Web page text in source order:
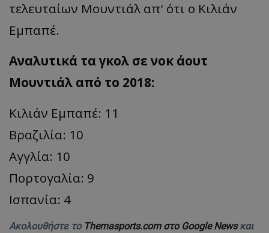
τελευταίων Μουντιάλ απ' ότι ο Κιλιάν
Εμπαπέ.
Αναλυτικά τα γκολ σε νοκ άουτ
Μουντιάλ από το 2018:
Κιλιάν Εμπαπέ: 11
Βραζιλία: 10
Αγγλία: 10
Πορτογαλία: 9
Ισπανία: 4
Ακολουθήστε το Themasports.com στο Google Newsκαι